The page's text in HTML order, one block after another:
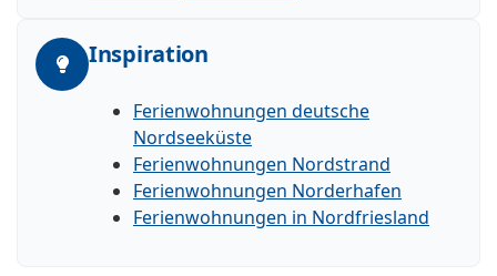
Inspiration
Ferienwohnungen deutsche
Nordseeküste
Ferienwohnungen Nordstrand
Ferienwohnungen Norderhafen
Ferienwohnungen in Nordfriesland